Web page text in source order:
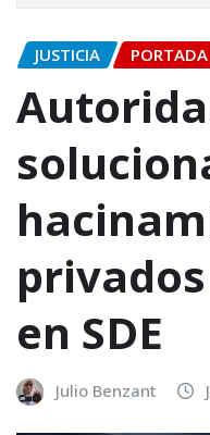
JUSTICIA PORTADA
en SDE
Julio Benzant